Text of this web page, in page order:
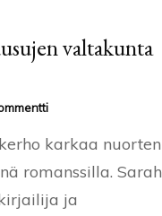
valtakunta
artikkeliin
kirjakerho:
valtakunta
–
karkaa nuorten
romanssilla. Sarah
ja